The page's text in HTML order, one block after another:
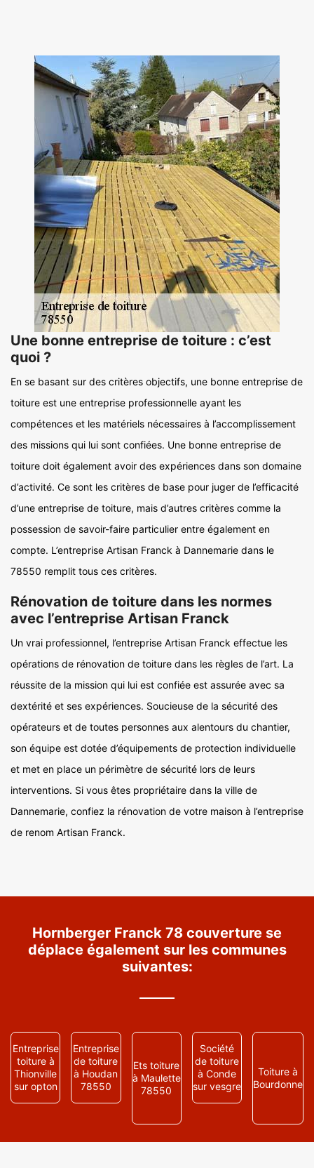
Une bonne entreprise de toiture : c’est
quoi ?
En se basant sur des critères objectifs, une bonne entreprise de
toiture est une entreprise professionnelle ayant les
compétences et les matériels nécessaires à l’accomplissement
des missions qui lui sont confiées. Une bonne entreprise de
toiture doit également avoir des expériences dans son domaine
d’activité. Ce sont les critères de base pour juger de l’efficacité
d’une entreprise de toiture, mais d’autres critères comme la
possession de savoir-faire particulier entre également en
compte. L’entreprise Artisan Franck à Dannemarie dans le
78550 remplit tous ces critères.
Rénovation de toiture dans les normes
avec l’entreprise Artisan Franck
Un vrai professionnel, l’entreprise Artisan Franck effectue les
opérations de rénovation de toiture dans les règles de l’art. La
réussite de la mission qui lui est confiée est assurée avec sa
dextérité et ses expériences. Soucieuse de la sécurité des
opérateurs et de toutes personnes aux alentours du chantier,
son équipe est dotée d’équipements de protection individuelle
et met en place un périmètre de sécurité lors de leurs
interventions. Si vous êtes propriétaire dans la ville de
Dannemarie, confiez la rénovation de votre maison à l’entreprise
de renom Artisan Franck.
Hornberger Franck 78 couverture se
déplace également sur les communes
suivantes:
Entreprise
toiture à
Thionville
sur opton
Entreprise
de toiture
à Houdan
78550
Ets toiture
à Maulette
78550
Société
de toiture
à Conde
sur vesgre
Toiture à
Bourdonne